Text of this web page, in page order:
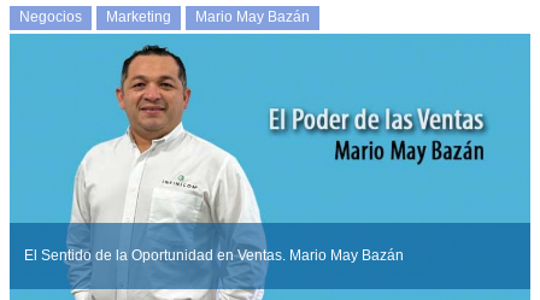
Negocios Marketing Mario May Bazán
El Sentido de la Oportunidad en Ventas. Mario May Bazán